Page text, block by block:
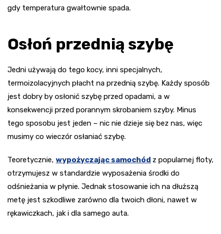
gdy temperatura gwałtownie spada.
Osłoń przednią szybę
Jedni używają do tego kocy, inni specjalnych,
termoizolacyjnych płacht na przednią szybę. Każdy sposób
jest dobry by osłonić szybę przed opadami, a w
konsekwencji przed porannym skrobaniem szyby. Minus
tego sposobu jest jeden – nic nie dzieje się bez nas, więc
musimy co wieczór osłaniać szybę.
Teoretycznie, wypożyczając samochód z popularnej floty,
otrzymujesz w standardzie wyposażenia środki do
odśnieżania w płynie. Jednak stosowanie ich na dłuższą
metę jest szkodliwe zarówno dla twoich dłoni, nawet w
rękawiczkach, jak i dla samego auta.